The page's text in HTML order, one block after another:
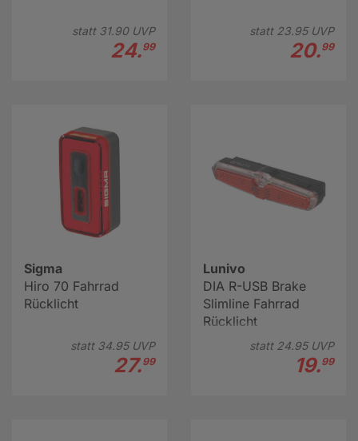
statt 31.90UVP
24.99
statt 23.95UVP
20.99
Sigma
Hiro 70 Fahrrad
Rücklicht
statt 34.95UVP
27.99
Lunivo
DIA R-USB Brake
Slimline Fahrrad
Rücklicht
statt 24.95UVP
19.99